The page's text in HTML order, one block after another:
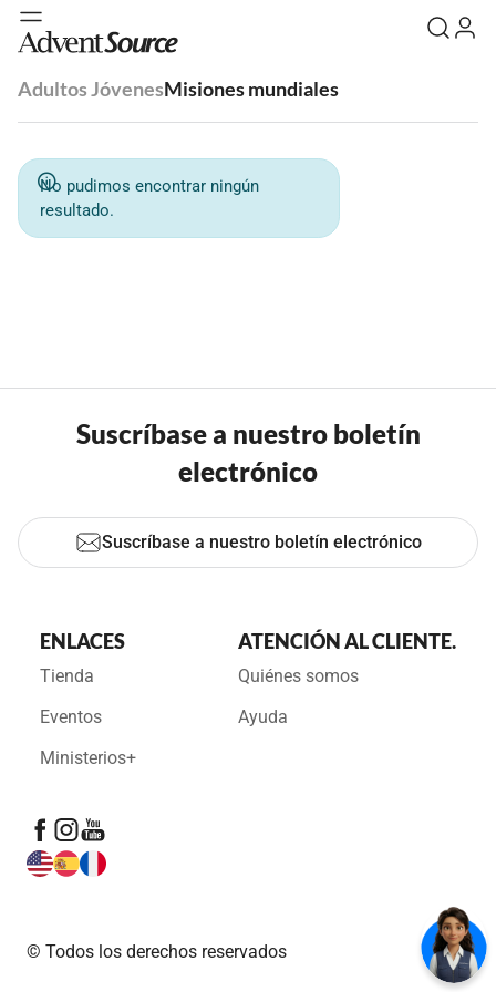
Adultos JóvenesMisiones mundiales
No pudimos encontrar ningún
resultado.
Suscríbase a nuestro boletín
electrónico
Suscríbase a nuestro boletín electrónico
ENLACES
Tienda
Eventos
Ministerios+
ATENCIÓN AL CLIENTE.
Quiénes somos
Ayuda
© Todos los derechos reservados